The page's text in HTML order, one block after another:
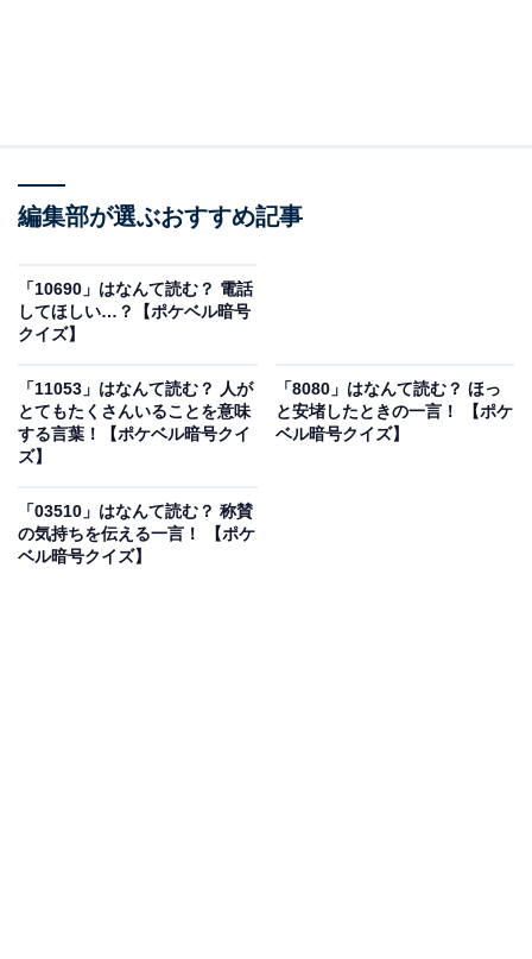
こちらもおすすめ
編集部が選ぶおすすめ記事
「10690」はなんて読む？ 電話
してほしい…？【ポケベル暗号
クイズ】
「11053」はなんて読む？ 人が
とてもたくさんいることを意味
する言葉！【ポケベル暗号クイ
ズ】
「8080」はなんて読む？ ほっ
と安堵したときの一言！ 【ポケ
ベル暗号クイズ】
「03510」はなんて読む？ 称賛
の気持ちを伝える一言！ 【ポケ
ベル暗号クイズ】